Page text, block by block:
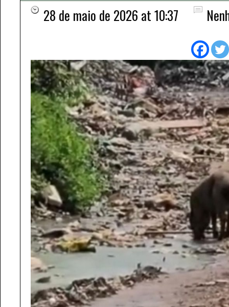
28 de maio de 2026 at 10:37